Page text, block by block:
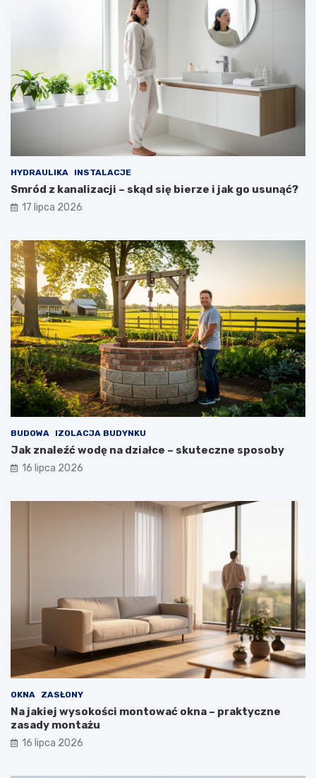
HYDRAULIKA INSTALACJE
Smród z kanalizacji – skąd się bierze i jak go usunąć?
17 lipca 2026
BUDOWA IZOLACJA BUDYNKU
Jak znaleźć wodę na działce – skuteczne sposoby
16 lipca 2026
OKNA ZASŁONY
Na jakiej wysokości montować okna – praktyczne
zasady montażu
16 lipca 2026